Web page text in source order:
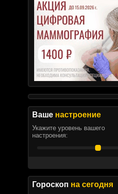
Ваше настроение
Укажите уровень вашего
настроения:
Гороскоп на сегодня